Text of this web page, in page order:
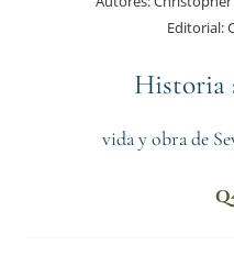
Editorial:
Historia
vida y obra de
Q